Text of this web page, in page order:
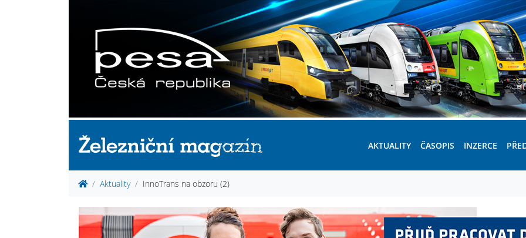
AKTUALITY ČASOPIS INZERCE
Aktuality InnoTrans na obzoru (2)